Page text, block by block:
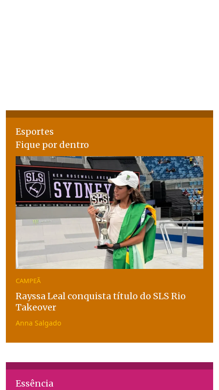
Esportes
Fique por dentro
CAMPEÃ
Rayssa Leal conquista título do SLS Rio
Takeover
Anna Salgado
Essência